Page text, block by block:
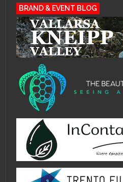
BRAND & EVENT BLOG